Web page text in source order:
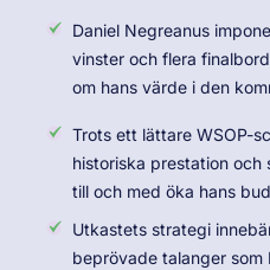
Daniel Negreanus
vinster och flera
om hans värde i den
Trots ett lättare WSOP-
historiska prestation och
till och med öka hans
Utkastets strategi
beprövade talanger som